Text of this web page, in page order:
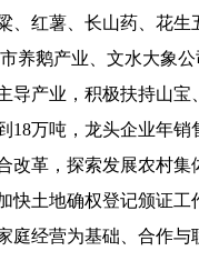
、红薯、长山药、花
养鹅产业、文水大象
导产业，积极扶持山
18万吨，龙头企业年
改革， 探索发展农村集
快土地确权登记颁证
庭经营为基础、合作